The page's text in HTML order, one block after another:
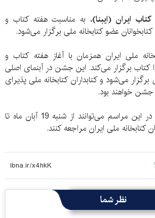
ایران (ایبنا)، به مناسبت هفته کتاب و
عضو کتابخانه ملی برگزار می‌شود.
ملی ایران همزمان با آغاز هفته کتاب و
برگزار می‌کند. این جشن در آبنمای اصلی
می‌شود و کتابداران کتابخانه ملی پذیرای
خواهند بود.
علاقه‌مندان به شرکت در این مراسم می‌توانند از شنبه 19 آبان ماه تا
نظر شما